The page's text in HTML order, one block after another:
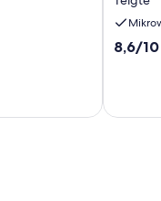
1-
4
Pers.
Telgte
8.6
8,6/10